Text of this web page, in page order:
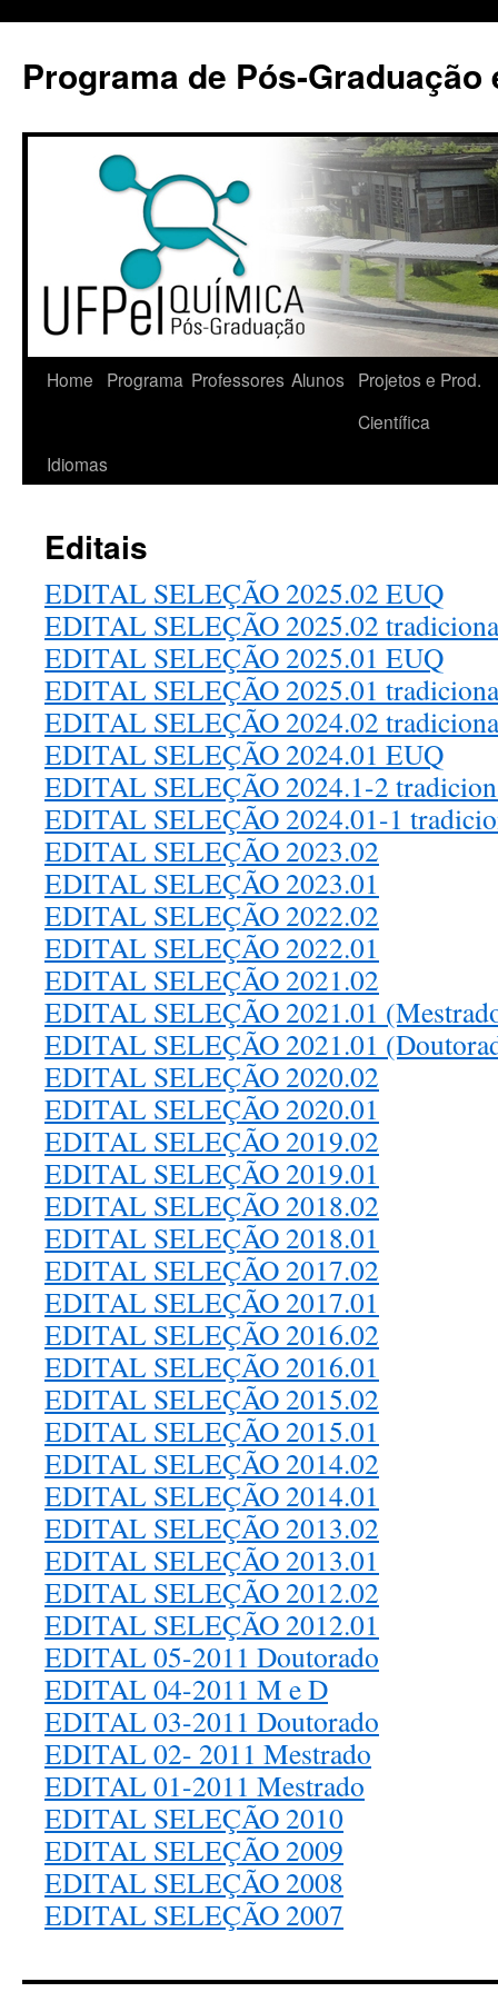
conteúdo
Programa de Pós-Graduação
Home Programa Professores Alunos
Projetos e Prod.
Científica
Idiomas
Editais
EDITAL SELEÇÃO 2025.02 EUQ
EDITAL SELEÇÃO 2025.02
EDITAL SELEÇÃO 2025.01 EUQ
EDITAL SELEÇÃO 2025.01
EDITAL SELEÇÃO 2024.02
EDITAL SELEÇÃO 2024.01 EUQ
EDITAL SELEÇÃO 2024.1-2
EDITAL SELEÇÃO 2024.01-1
EDITAL SELEÇÃO 2023.02
EDITAL SELEÇÃO 2023.01
EDITAL SELEÇÃO 2022.02
EDITAL SELEÇÃO 2022.01
EDITAL SELEÇÃO 2021.02
EDITAL SELEÇÃO 2021.01
EDITAL SELEÇÃO 2021.01
EDITAL SELEÇÃO 2020.02
EDITAL SELEÇÃO 2020.01
EDITAL SELEÇÃO 2019.02
EDITAL SELEÇÃO 2019.01
EDITAL SELEÇÃO 2018.02
EDITAL SELEÇÃO 2018.01
EDITAL SELEÇÃO 2017.02
EDITAL SELEÇÃO 2017.01
EDITAL SELEÇÃO 2016.02
EDITAL SELEÇÃO 2016.01
EDITAL SELEÇÃO 2015.02
EDITAL SELEÇÃO 2015.01
EDITAL SELEÇÃO 2014.02
EDITAL SELEÇÃO 2014.01
EDITAL SELEÇÃO 2013.02
EDITAL SELEÇÃO 2013.01
EDITAL SELEÇÃO 2012.02
EDITAL SELEÇÃO 2012.01
EDITAL 05-2011 Doutorado
EDITAL 04-2011 M e D
EDITAL 03-2011 Doutorado
EDITAL 02- 2011 Mestrado
EDITAL 01-2011 Mestrado
EDITAL SELEÇÃO 2010
EDITAL SELEÇÃO 2009
EDITAL SELEÇÃO 2008
EDITAL SELEÇÃO 2007